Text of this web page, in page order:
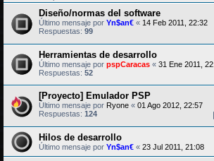
Diseño/normas del software
Último mensaje por Yn$an€ « 14 Feb 2011, 22:32
Respuestas: 99
Herramientas de desarrollo
Último mensaje por pspCaracas « 31 Ene 2011,
Respuestas: 52
[Proyecto] Emulador PSP
Último mensaje por Ryone « 01 Ago 2012, 22:57
Respuestas: 124
Hilos de desarrollo
Último mensaje por Yn$an€ « 23 Jul 2011, 21:08